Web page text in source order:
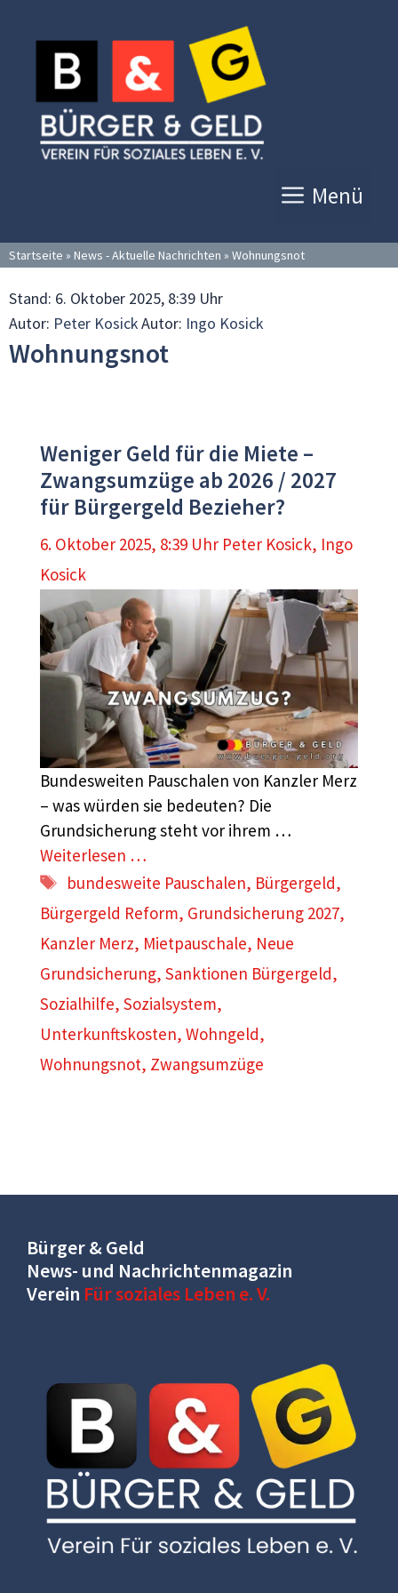
Inhalt
springen
Menü
Startseite » News - Aktuelle Nachrichten » Wohnungsnot
Stand: 6. Oktober 2025, 8:39 Uhr
Autor: Peter KosickAutor: Ingo Kosick
Wohnungsnot
Weniger Geld für die Miete –
Zwangsumzüge ab 2026 / 2027
für Bürgergeld Bezieher?
6. Oktober 2025, 8:39 Uhr Peter Kosick, Ingo
Kosick
Bundesweiten Pauschalen von Kanzler Merz
– was würden sie bedeuten? Die
Grundsicherung steht vor ihrem …
Weiterlesen …
Schlagwörter
bundesweite Pauschalen, Bürgergeld,
Bürgergeld Reform, Grundsicherung 2027,
Kanzler Merz, Mietpauschale, Neue
Grundsicherung, Sanktionen Bürgergeld,
Sozialhilfe, Sozialsystem,
Unterkunftskosten, Wohngeld,
Wohnungsnot, Zwangsumzüge
Bürger & Geld
News- und Nachrichtenmagazin
Verein Für soziales Leben e. V.